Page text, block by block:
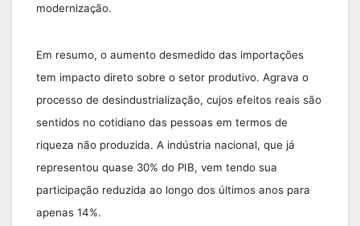
modernização.
Em resumo, o aumento desmedido das importações
tem impacto direto sobre o setor produtivo. Agrava o
processo de desindustrialização, cujos efeitos reais são
sentidos no cotidiano das pessoas em termos de
riqueza não produzida. A indústria nacional, que já
representou quase 30% do PIB, vem tendo sua
participação reduzida ao longo dos últimos anos para
apenas 14%.